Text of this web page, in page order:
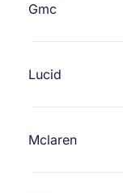
Gmc
Lucid
Mclaren